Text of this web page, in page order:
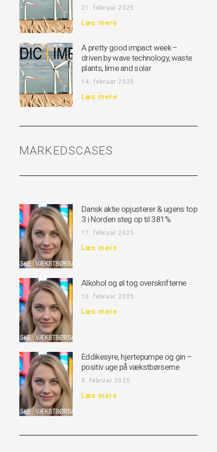
21. februar 2025
Læs mere
A pretty good impact week –
driven by wave technology, waste
plants, lime and solar
14. februar 2025
Læs mere
MARKEDSCASES
Dansk aktie opjusterer & ugens top
3 i Norden steg op til 381%
17. februar 2025
Læs mere
Alkohol og øl tog overskrifterne
10. februar 2025
Læs mere
Eddikesyre, hjertepumpe og gin –
positiv uge på vækstbørserne
3. februar 2025
Læs mere